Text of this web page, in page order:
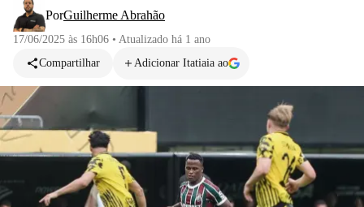
PorGuilherme Abrahão
17/06/2025 às 16h06 • Atualizado há 1 ano
Compartilhar
Adicionar Itatiaia ao